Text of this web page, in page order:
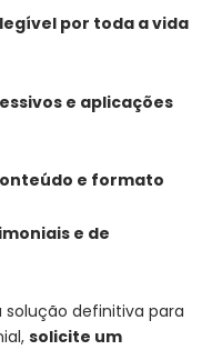
por toda a vida
e aplicações
e formato
e de
solução definitiva para
solicite um